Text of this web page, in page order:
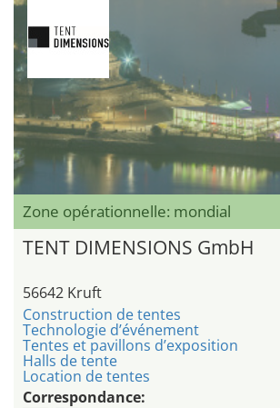
Zone opérationnelle: mondial
TENT DIMENSIONS GmbH
56642 Kruft
Construction de tentes
Technologie d’événement
Tentes et pavillons d’exposition
Halls de tente
Location de tentes
Correspondance: